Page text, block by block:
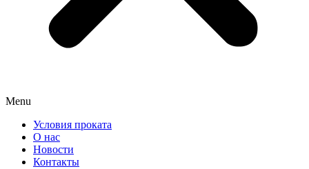
Menu
Условия проката
О нас
Новости
Контакты